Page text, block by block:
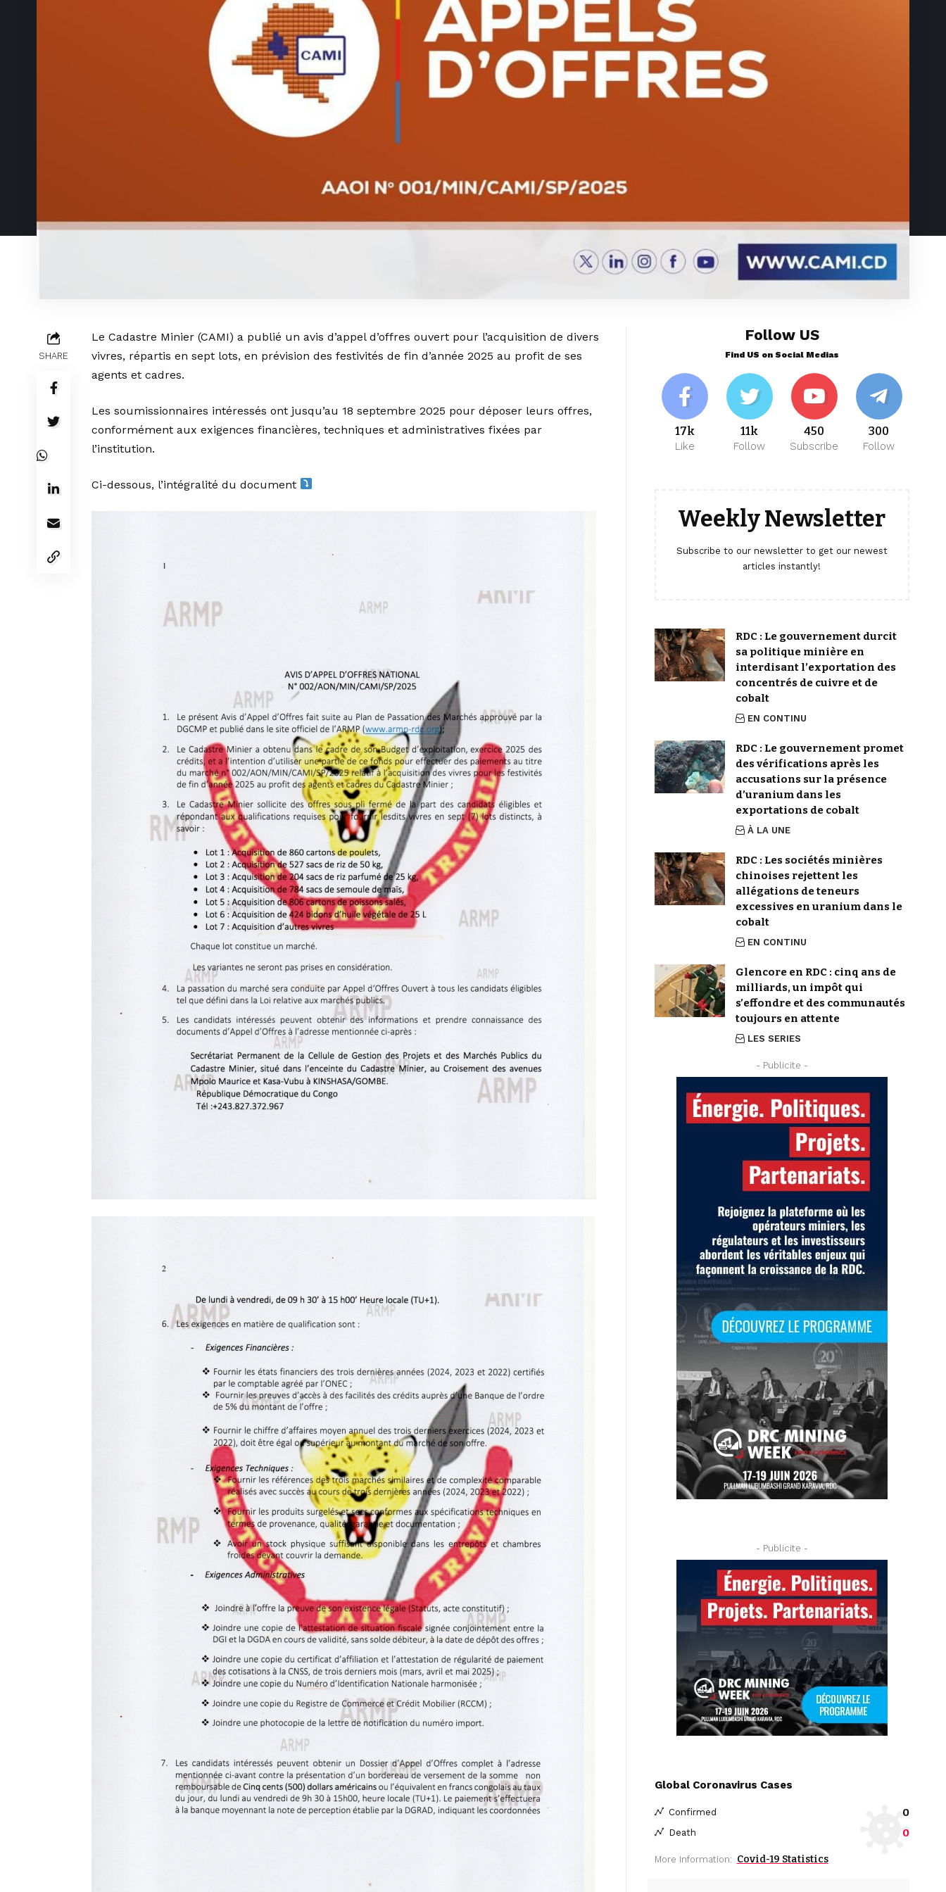
SHARE
Le Cadastre Minier (CAMI) a publié un avis d’appel d’offres ouvert pour l’acquisition de divers
vivres, répartis en sept lots, en prévision des festivités de fin d’année 2025 au profit de ses
agents et cadres.
Les soumissionnaires intéressés ont jusqu’au 18 septembre 2025 pour déposer leurs offres,
conformément aux exigences financières, techniques et administratives fixées par
l’institution.
Ci-dessous, l’intégralité du document
Follow US
Find US on Social Medias
17k
Like
11k
Follow
450
Subscribe
300
Follow
Weekly Newsletter
Subscribe to our newsletter to get our newest
articles instantly!
RDC : Le gouvernement durcit
sa politique minière en
interdisant l’exportation des
concentrés de cuivre et de
cobalt
EN CONTINU
RDC : Le gouvernement promet
des vérifications après les
accusations sur la présence
d’uranium dans les
exportations de cobalt
À LA UNE
RDC : Les sociétés minières
chinoises rejettent les
allégations de teneurs
excessives en uranium dans le
cobalt
EN CONTINU
Glencore en RDC : cinq ans de
milliards, un impôt qui
s’effondre et des communautés
toujours en attente
LES SERIES
- Publicite -
- Publicite -
Global Coronavirus Cases
Confirmed 0
Death 0
More Information: Covid-19 Statistics